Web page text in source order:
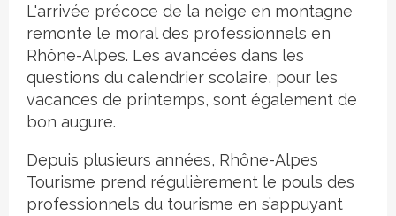
Crédit photo
L'arrivée précoce de la neige en montagne
remonte le moral des professionnels en
Rhône-Alpes. Les avancées dans les
questions du calendrier scolaire, pour les
vacances de printemps, sont également de
bon augure.
Depuis plusieurs années, Rhône-Alpes
Tourisme prend régulièrement le pouls des
professionnels du tourisme en s’appuyant